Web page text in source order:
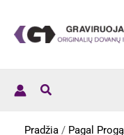
turinio
Pradžia / Pagal Progą